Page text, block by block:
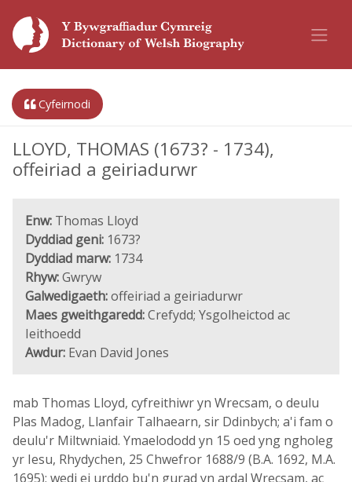
Cyfeirnodi
LLOYD, THOMAS (1673? - 1734),
offeiriad a geiriadurwr
Enw: Thomas Lloyd
Dyddiad geni: 1673?
Dyddiad marw: 1734
Rhyw:Gwryw
Galwedigaeth:offeiriad a geiriadurwr
Maes gweithgaredd:Crefydd; Ysgolheictod ac
Ieithoedd
Awdur: Evan David Jones
mab Thomas Lloyd, cyfreithiwr yn Wrecsam, o deulu
Plas Madog, Llanfair Talhaearn, sir Ddinbych; a'i fam o
deulu'r Miltwniaid. Ymaelododd yn 15 oed yng ngholeg
yr Iesu, Rhydychen, 25 Chwefror 1688/9 (B.A. 1692, M.A.
1695); wedi ei urddo bu'n gurad yn ardal Wrecsam, ac